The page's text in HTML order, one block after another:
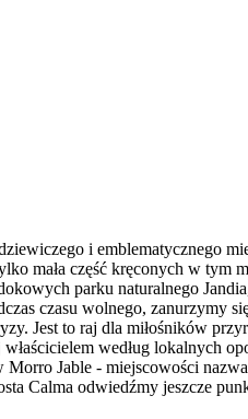
i emblematycznego
mała część kręconych w tym
parku naturalnego
czasu wolnego, zanurzymy
Jest to raj dla miłośników
według lokalnych
Jable - miejscowości
Calma odwiedźmy jeszcze